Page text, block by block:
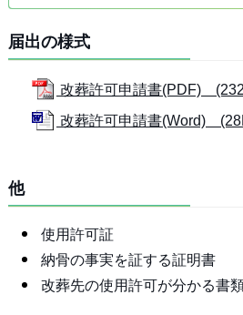
届出の様式
改葬許可申請書(PDF)
改葬許可申請書(Word)
他
使用許可証
納骨の事実を証する証明書
改葬先の使用許可が分かる書